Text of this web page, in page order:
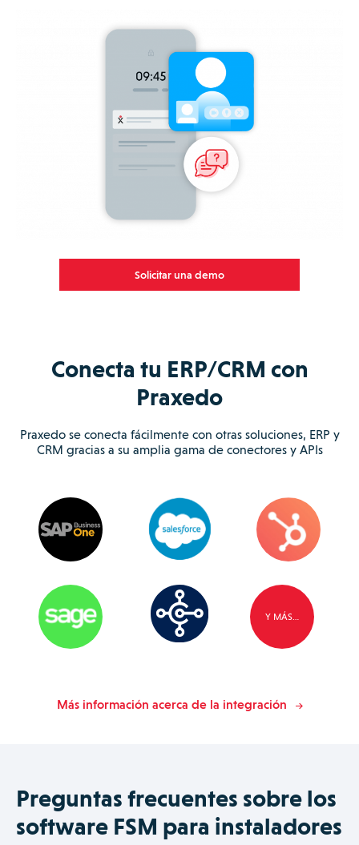
Solicitar una demo
Conecta tu ERP/CRM con
Praxedo
Praxedo se conecta fácilmente con otras soluciones, ERP y
CRM gracias a su amplia gama de conectores y APIs
Y MÁS…
Más información acerca de la integración
Preguntas frecuentes sobre los
software FSM para instaladores